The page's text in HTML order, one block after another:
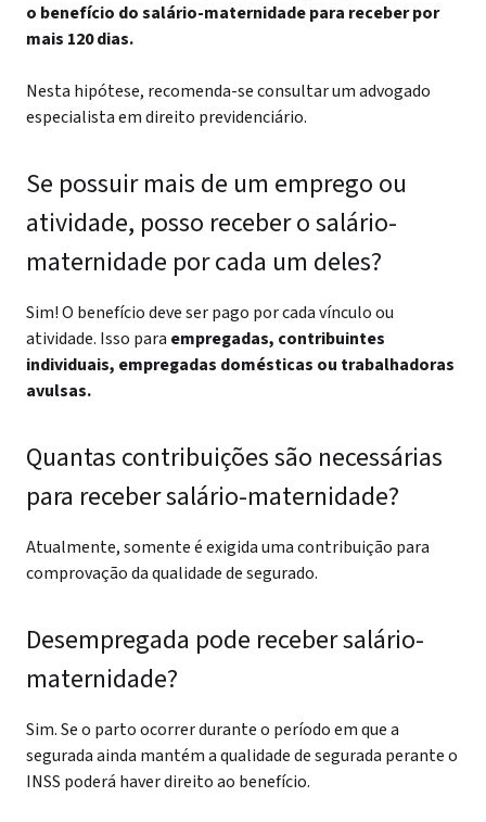
o benefício do salário-maternidade para receber por
mais 120 dias.
Nesta hipótese, recomenda-se consultar um advogado
especialista em direito previdenciário.
Se possuir mais de um emprego ou
atividade, posso receber o salário-
maternidade por cada um deles?
Sim! O benefício deve ser pago por cada vínculo ou
atividade. Isso para empregadas, contribuintes
individuais, empregadas domésticas ou trabalhadoras
avulsas.
Quantas contribuições são necessárias
para receber salário-maternidade?
Atualmente, somente é exigida uma contribuição para
comprovação da qualidade de segurado.
Desempregada pode receber salário-
maternidade?
Sim. Se o parto ocorrer durante o período em que a
segurada ainda mantém a qualidade de segurada perante o
INSS poderá haver direito ao benefício.